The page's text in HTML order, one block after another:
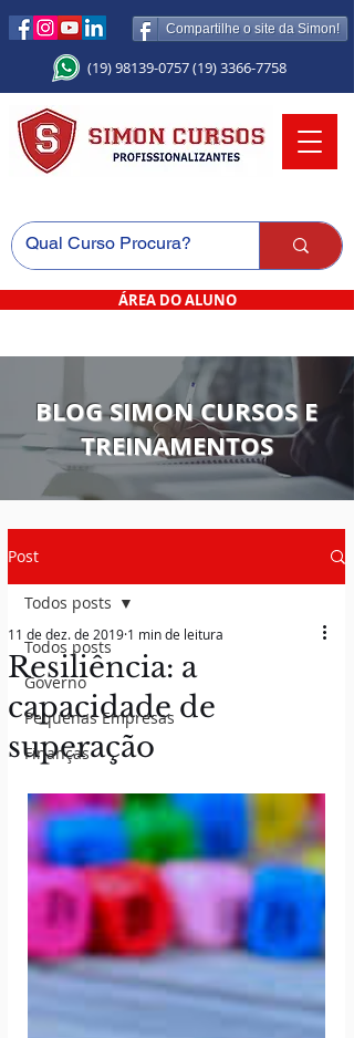
Compartilhe o site da Simon!
(19) 98139-0757(19) 3366-7758
ÁREA DO ALUNO
BLOG SIMON CURSOS E
TREINAMENTOS
Post
Todos posts
Governo
Pequenas Empresas
Finanças
Todos posts
Resiliência: a
capacidade de
superação
11 de dez. de 2019 1 min de leitura